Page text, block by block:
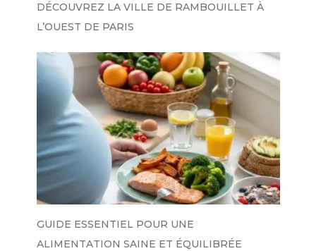
DÉCOUVREZ LA VILLE DE RAMBOUILLET À
L’OUEST DE PARIS
GUIDE ESSENTIEL POUR UNE
ALIMENTATION SAINE ET ÉQUILIBRÉE